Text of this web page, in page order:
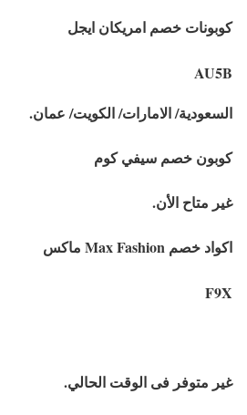
كوبونات خصم امريكان ايجل
AU5B
السعودية/ الامارات/ الكويت/ عمان.
كوبون خصم سيفي كوم
غير متاح الأن.
اكواد خصم Max Fashion ماكس
F9X
غير متوفر فى الوقت الحالي.